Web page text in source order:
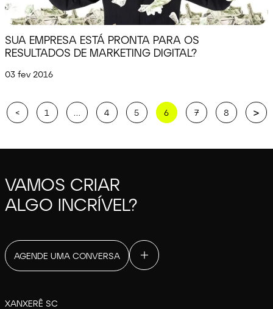
SUA EMPRESA ESTÁ PRONTA PARA OS
RESULTADOS DE MARKETING DIGITAL?
03 fev 2016
< 1 … 4 5 6 7 8 >
VAMOS CRIAR
ALGO INCRÍVEL?
AGENDE UMA CONVERSA
XANXERÊ SC